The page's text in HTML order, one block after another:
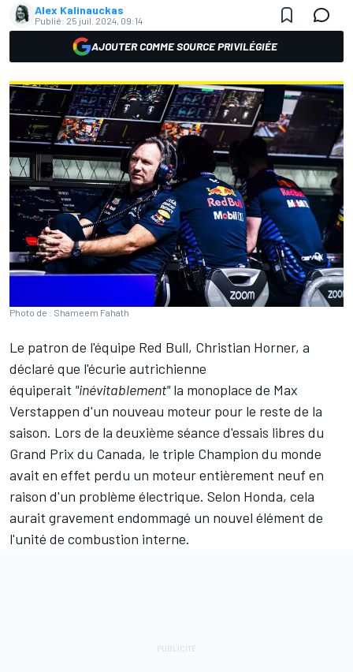
Alex Kalinauckas
Publié: 25 juil. 2024, 09:14
AJOUTER COMME SOURCE PRIVILÉGIÉE
Photo de : Shameem Fahath
Le patron de l'équipe Red Bull, Christian Horner, a
déclaré que l'écurie autrichienne
équiperait "inévitablement"la monoplace de Max
Verstappen d'un nouveau moteur pour le reste de la
saison. Lors de la deuxième séance d'essais libres du
Grand Prix du Canada, le triple Champion du monde
avait en effet perdu un moteur entièrement neuf en
raison d'un problème électrique. Selon Honda, cela
aurait gravement endommagé un nouvel élément de
l'unité de combustion interne.